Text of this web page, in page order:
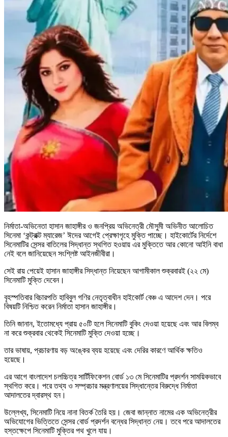
নির্মাতা-অভিনেতা হাসান জাহাঙ্গীর ও জনপ্রিয় অভিনেত্রী মৌসুমী অভিনীত আলোচিত
সিনেমা ‘কন্ট্রাক্ট ম্যারেজ’ ঈদের আগেই প্রেক্ষাগৃহে মুক্তি পাচ্ছে। হাইকোর্টের নির্দেশে
সিনেমাটির সেন্সর বাতিলের সিদ্ধান্ত স্থগিত হওয়ায় এর মুক্তিতে আর কোনো আইনি বাধা
নেই বলে জানিয়েছেন সংশ্লিষ্ট আইনজীবীরা।
সেই রায় পেয়েই হাসান জাহাঙ্গীর সিদ্ধান্ত নিয়েছেন আগামীকাল শুক্রবারই (২২ মে)
সিনেমাটি মুক্তি দেবেন।
বৃহস্পতিবার বিচারপতি হাবিবুল গণির নেতৃত্বাধীন হাইকোর্ট বেঞ্চ এ আদেশ দেন। পরে
বিষয়টি নিশ্চিত করেন নির্মাতা হাসান জাহাঙ্গীর।
তিনি জানান, ইতোমধ্যে প্রায় ৫০টি হলে সিনেমাটি বুকিং দেওয়া হয়েছে এবং আর বিলম্ব
না করে শুক্রবার থেকেই সিনেমাটি মুক্তি দেওয়া হচ্ছে।
তার ভাষায়, প্রচারণায় বড় অঙ্কের ব্যয় হয়েছে এবং দেরির কারণে আর্থিক ক্ষতিও
হয়েছে।
এর আগে বাংলাদেশ চলচ্চিত্র সার্টিফিকেশন বোর্ড ১৩ মে সিনেমাটির প্রদর্শন সাময়িকভাবে
স্থগিত করে। পরে তথ্য ও সম্প্রচার মন্ত্রণালয়ের সিদ্ধান্তের বিরুদ্ধে নির্মাতা
আদালতের দ্বারস্থ হন।
উল্লেখ্য, সিনেমাটি নিয়ে নানা বিতর্ক তৈরি হয়। জেবা জান্নাত নামের এক অভিনেত্রীর
অভিযোগের ভিত্তিতে সেন্সর বোর্ড প্রদর্শন বন্ধের সিদ্ধান্ত নেয়। তবে পরে আদালতের
হস্তক্ষেপে সিনেমাটি মুক্তির পথ খুলে যায়।